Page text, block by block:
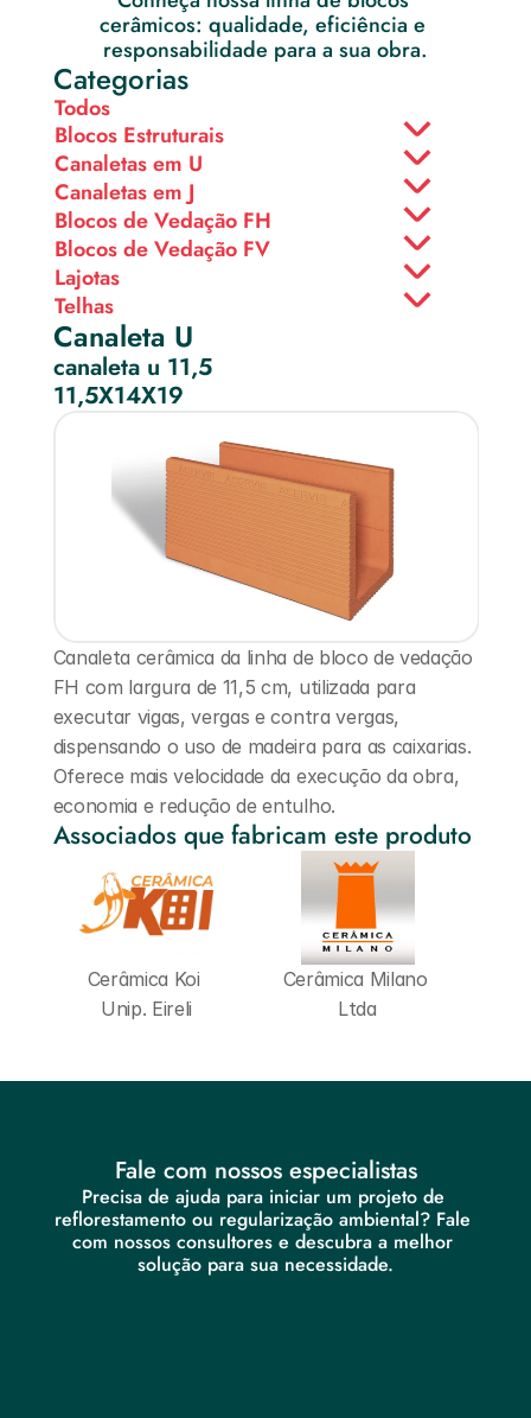
cerâmicos: qualidade, eficiência e
responsabilidade para a sua obra.
Categorias
Todos
Blocos Estruturais
Canaletas em U
Canaletas em J
Blocos de Vedação FH
Blocos de Vedação FV
Lajotas
Telhas
Canaleta U
canaleta u 11,5
11,5X14X19
Associados que fabricam este produto
Canaleta cerâmica da linha de bloco de vedação
FH com largura de 11,5 cm, utilizada para
executar vigas, vergas e contra vergas,
dispensando o uso de madeira para as caixarias.
Oferece mais velocidade da execução da obra,
economia e redução de entulho.
Cerâmica Koi
Unip. Eireli
Cerâmica Milano
Ltda
Fale com nossos especialistas
Precisa de ajuda para iniciar um projeto de
reflorestamento ou regularização ambiental? Fale
com nossos consultores e descubra a melhor
solução para sua necessidade.